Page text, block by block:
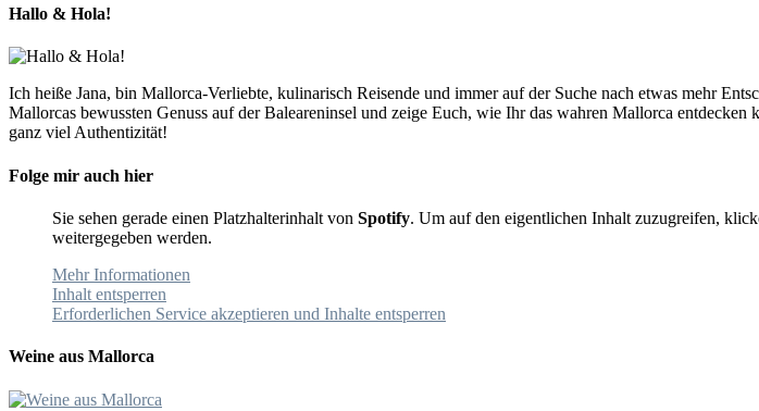
Hallo & Hola!
Ich heiße Jana, bin Mallorca-Verliebte, kulinarisch Reisende und immer auf der Suche nach etwas mehr
Mallorcas bewussten Genuss auf der Baleareninsel und zeige Euch, wie Ihr das wahren Mallorca
ganz viel Authentizität!
Folge mir auch hier
Sie sehen gerade einen Platzhalterinhalt von Spotify. Um auf den eigentlichen Inhalt zuzugreifen,
weitergegeben werden.
Mehr Informationen
Inhalt entsperren
Erforderlichen Service akzeptieren und Inhalte entsperren
Weine aus Mallorca